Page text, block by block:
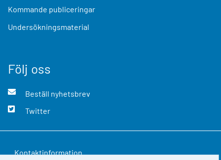
Kommande publiceringar
Undersökningsmaterial
Följ oss
Beställ nyhetsbrev
Twitter
Kontaktinformation